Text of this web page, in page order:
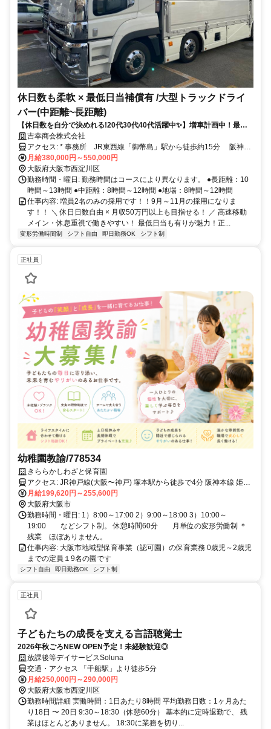
休日数も柔軟 × 最低日当補償有 /大型トラックドライ
バー(中距離~長距離)
【休日数を自分で決めれる!20代30代40代活躍中✨】増車計画中！最低
日当補償付き！歩合制あり～固定制プラスで頑張った分がしっかりと給
与に反映されます！
吉幸商会株式会社
アクセス: * 事務所 JR東西線「御幣島」駅から徒歩約15分 阪神電
車「千船」駅から10分 車庫 JR東西線「御幣島」駅から徒歩約10
分 阪神電車「千船」駅から10分給与: 長距離：日当１７，０００
円～ 中距離：日当１４，０００円～ 地場 ：日当１２，０００円～
日当保証あり：８，０００円～ （規定あり） 交通費支給 自転車
通勤でも手当出ます（規定あり） 運行目標達成者全員に優秀ドライ
バー手当を毎月支給：５，０００円～１５，０００円支給 新人の指
導等も手当支給 無事故無違反継続で手当支給 （手当全て弊社規定に
よる）
月給380,000円～550,000円
大阪府大阪市西淀川区
勤務時間・曜日: 勤務時間はコースにより異なります。 ●長距離：10
時間～13時間 ●中距離：8時間～12時間 ●地場：8時間～12時間
仕事内容: 増員2名のみの採用です！！9月～11月の採用になりま
す！！ ＼ 休日日数自由 × 月収50万円以上も目指せる！ ／ 高速移動
メイン・休息重視で働きやすい！ 最低日当も有りが魅力！正...
変形労働時間制 シフト自由 即日勤務OK シフト制
正社員
幼稚園教諭/778534
きららかしわざと保育園
アクセス: JR神戸線(大阪〜神戸) 塚本駅から徒歩で4分 阪神本線 姫島
駅から徒歩で15分 JR東西線 御幣島駅から徒歩で18分
月給199,620円～255,600円
大阪府大阪市
勤務時間・曜日: 1）8:00～17:00 2）9:00～18:00 3）10:00～
19:00 などシフト制。 休憩時間60分 月単位の変形労働制 ＊
残業 ほぼありません。
仕事内容: 大阪市地域型保育事業（認可園）の保育業務 0歳児～2歳児
までの定員１9名の園です
シフト自由 即日勤務OK シフト制
正社員
子どもたちの成長を支える言語聴覚士
2026年秋ごろNEW OPEN予定！未経験歓迎◎
放課後等デイサービスSoluna
交通・アクセス 「千船駅」より徒歩5分
月給250,000円～290,000円
大阪府大阪市西淀川区
勤務時間詳細 実働時間：1日あたり8時間 平均勤務日数：1ヶ月あた
り18日 〜 20日 9:30～18:30（休憩60分） 基本的に定時退勤で、 残
業はほとんどありません。 18:30に業務を切り...